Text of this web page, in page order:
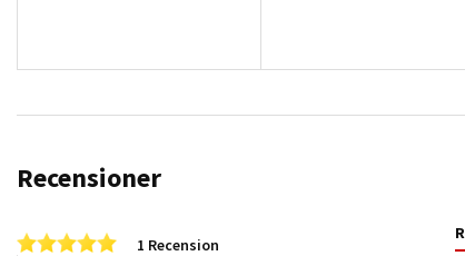
Recensioner
5.0 star rating
1 Recension